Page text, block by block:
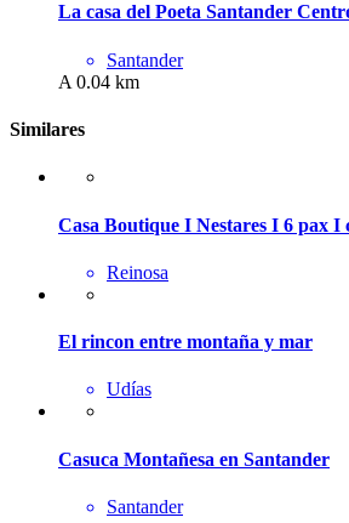
La casa del Poeta Santander
Santander
A 0.04 km
Similares
Casa Boutique I Nestares I 6 pax I
Reinosa
El rincon entre montaña y mar
Udías
Casuca Montañesa en Santander
Santander